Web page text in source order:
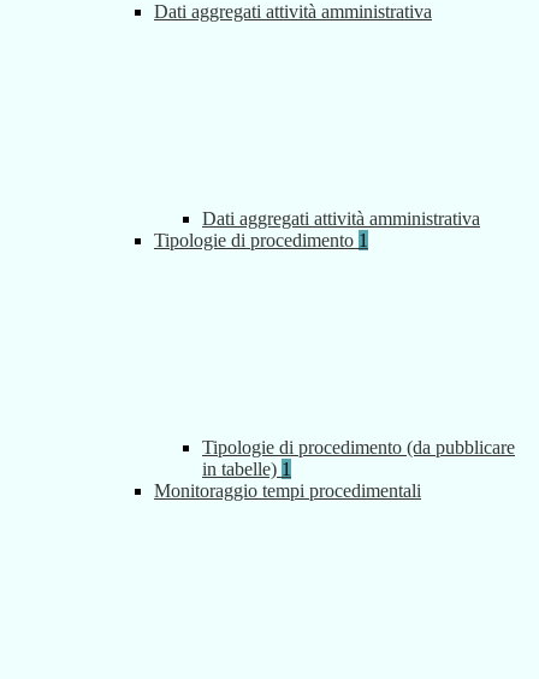
Dati aggregati attività amministrativa
Dati aggregati attività amministrativa
Tipologie di procedimento 1
Tipologie di procedimento (da pubblicare
in tabelle) 1
Monitoraggio tempi procedimentali